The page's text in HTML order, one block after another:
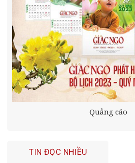
Quảng cáo
TIN ĐỌC NHIỀU